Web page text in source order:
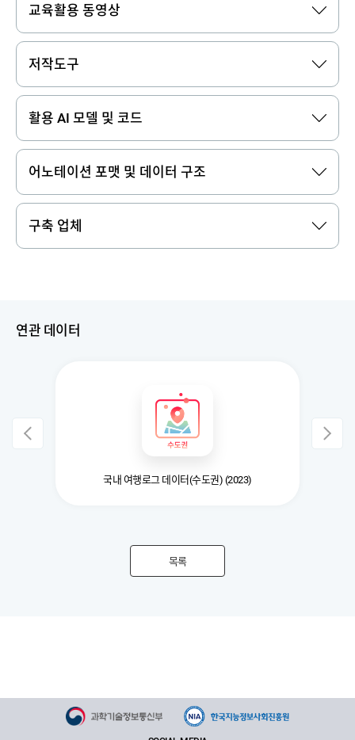
교육활용 동영상
저작도구
활용 AI 모델 및 코드
어노테이션 포맷 및 데이터 구조
구축 업체
연관 데이터
국내 여행로그 데이터(수도권) (2023)
목록